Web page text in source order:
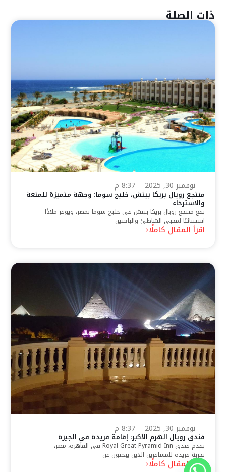
ذات الصلة
نوفمبر 30, 2025 8:37 م
منتجع رويال بريكا بيتش، خليج سوما: وجهة متميزة للمتعة
والاسترخاء
يقع منتجع رويال بريكا بيتش في خليج سوما بمصر، ويوفر ملاذًا
استثنائيًا لمحبي الشاطئ والباحثين
اقرأ المقال كاملًا
نوفمبر 30, 2025 8:37 م
فندق رويال الهرم الأكبر: إقامة فريدة في الجيزة
يقدم فندق Royal Great Pyramid Inn في القاهرة، مصر،
تجربة فريدة للمسافرين الذين يبحثون عن
اقرأ المقال كاملًا